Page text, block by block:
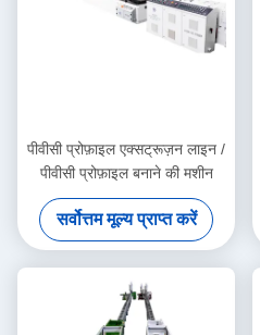
पीवीसी प्रोफ़ाइल एक्सट्रूज़न लाइन /
पीवीसी प्रोफ़ाइल बनाने की मशीन
सर्वोत्तम मूल्य प्राप्त करें